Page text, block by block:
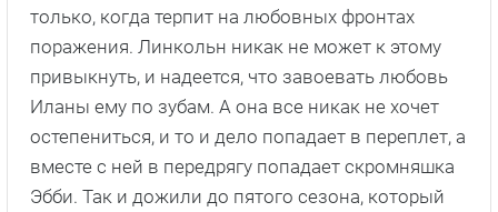
только, когда терпит на любовных фронтах
поражения. Линкольн никак не может к этому
привыкнуть, и надеется, что завоевать любовь
Иланы ему по зубам. А она все никак не хочет
остепениться, и то и дело попадает в переплет, а
вместе с ней в передрягу попадает скромняшка
Эбби. Так и дожили до пятого сезона, который